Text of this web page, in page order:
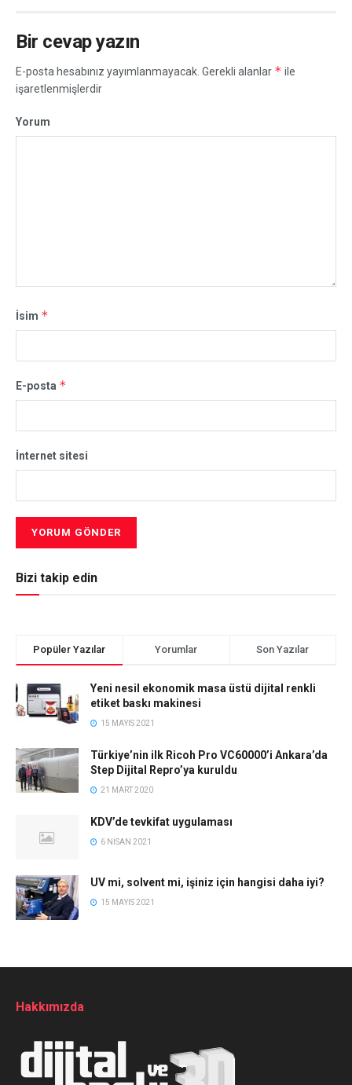
Bir cevap yazın
E-posta hesabınız yayımlanmayacak. Gerekli alanlar * ile
işaretlenmişlerdir
Yorum
İsim *
E-posta *
İnternet sitesi
Bizi takip edin
Popüler Yazılar Yorumlar Son Yazılar
Yeni nesil ekonomik masa üstü dijital renkli
etiket baskı makinesi
15 MAYIS 2021
Türkiye’nin ilk Ricoh Pro VC60000’i Ankara’da
Step Dijital Repro’ya kuruldu
21 MART 2020
KDV’de tevkifat uygulaması
6 NISAN 2021
UV mi, solvent mi, işiniz için hangisi daha iyi?
15 MAYIS 2021
Hakkımızda